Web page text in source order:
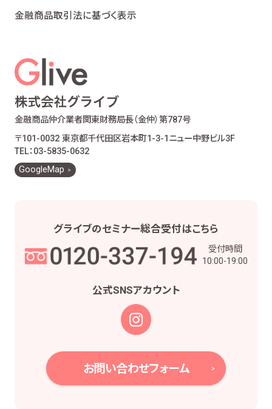
提携会社の金融商品の勧誘・販売、サービスの
供の妥当性を判断するため
お客様ご本人であること又はご本人の代理人で
あることを確認するため
お客様に対し、お取引結果、お預り残高などの報
お客様とのお取引に関する事務を行うため
お客様との契約や法律等に基づく権利の行使や
義務の履行のため
ため
一部について委託された場合等において、委託
お取引先との打合せ、情報提供・連絡、お取引先
の皆様から委託された業務の遂行等を行うため
当社株主様及び当社株式の管理業務、株主様又
は会社による権利の行使・義務の履行、及び法
令に基づく書面・記録・データの作成のため
役職員の給与の計算・支払、人事管理業務のた
め
金融商品仲介業者関東財務局長（金仲）第787号
〒101-0032 東京都千代田区岩本町1-3-1 ニュー中野ビル3F
TEL：03-5835-0632
GoogleMap
金融商品取引法に基づく表示
グライブのセミナー総合受付はこちら
受付時間
10:00-19:00
公式SNSアカウント
お問い合わせフォーム